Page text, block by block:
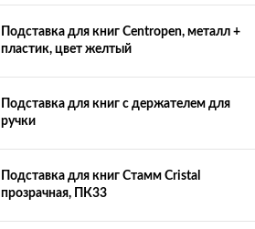
Подставка для книг Centropen, металл +
пластик, цвет желтый
Подставка для книг с держателем для
ручки
Подставка для книг Стамм Cristal
прозрачная, ПК33